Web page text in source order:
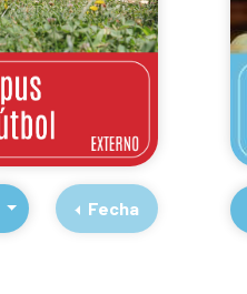
Fecha